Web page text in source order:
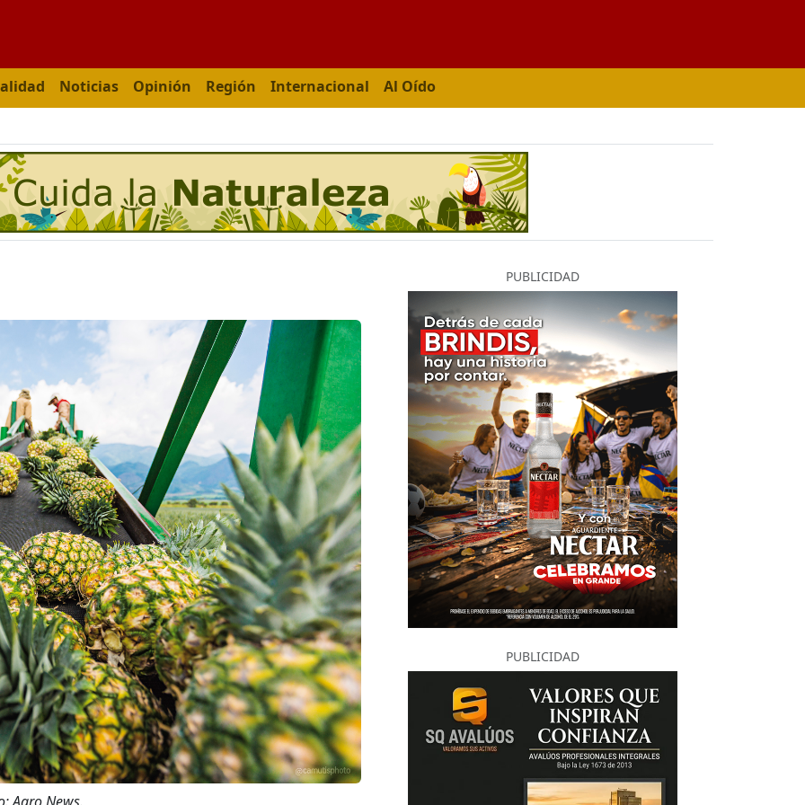
Noticias Opinión Región Internacional Al Oído
PUBLICIDAD
PUBLICIDAD